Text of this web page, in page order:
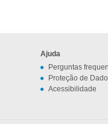
Ajuda
Perguntas
Proteção de
Acessibilidade